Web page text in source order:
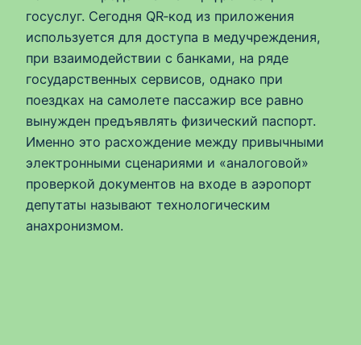
госуслуг. Сегодня QR‑код из приложения
используется для доступа в медучреждения,
при взаимодействии с банками, на ряде
государственных сервисов, однако при
поездках на самолете пассажир все равно
вынужден предъявлять физический паспорт.
Именно это расхождение между привычными
электронными сценариями и «аналоговой»
проверкой документов на входе в аэропорт
депутаты называют технологическим
анахронизмом.